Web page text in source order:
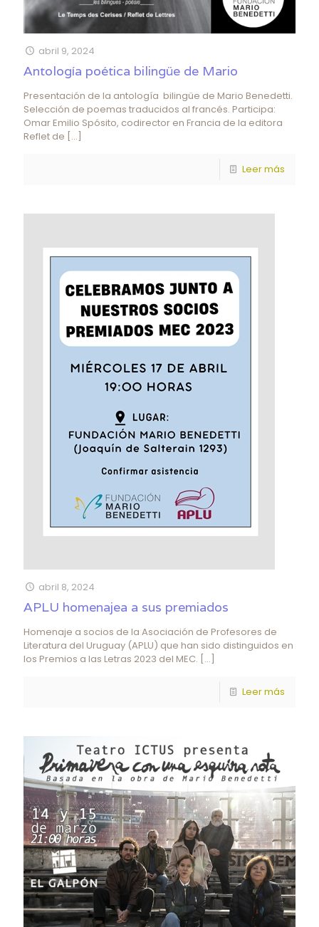
abril 9, 2024
Antología poética bilingüe de Mario
Presentación de la antología bilingüe de Mario Benedetti.
Selección de poemas traducidos al francés. Participa:
Omar Emilio Spósito, codirector en Francia de la editora
Reflet de […]
Leer más
abril 8, 2024
APLU homenajea a sus premiados
Homenaje a socios de la Asociación de Profesores de
Literatura del Uruguay (APLU) que han sido distinguidos en
los Premios a las Letras 2023 del MEC. […]
Leer más